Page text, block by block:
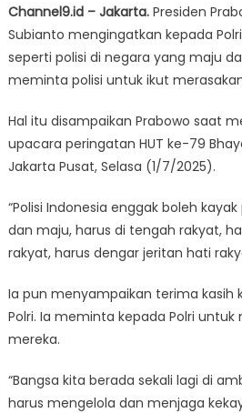
Channel9.id – Jakarta. Presiden
Subianto mengingatkan kepada
seperti polisi di negara yang maju
meminta polisi untuk ikut
Hal itu disampaikan Prabowo saat
upacara peringatan HUT ke-79
Jakarta Pusat, Selasa (1/7/2025).
“Polisi Indonesia enggak boleh
dan maju, harus di tengah rakyat,
rakyat, harus dengar jeritan hati
Ia pun menyampaikan terima kasih
Polri. Ia meminta kepada Polri untuk
mereka.
“Bangsa kita berada sekali lagi di
harus mengelola dan menjaga